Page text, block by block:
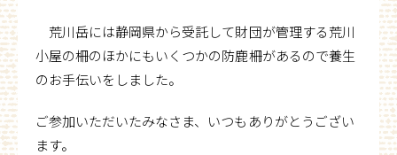
荒川岳には静岡県から受託して財団が管理する荒川
小屋の柵のほかにもいくつかの防鹿柵があるので養生
のお手伝いをしました。
ご参加いただいたみなさま、いつもありがとうござい
ます。